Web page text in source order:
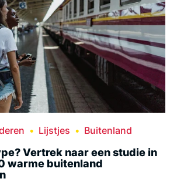
Lijstjes Buitenland
Vertrek naar een studie in
warme buitenland